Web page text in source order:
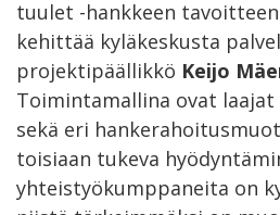
tuulet -hankkeen
kehittää kyläkeskusta
projektipäällikkö Keijo
Toimintamallina ovat
sekä eri
toisiaan tukeva
yhteistyökumppaneita on